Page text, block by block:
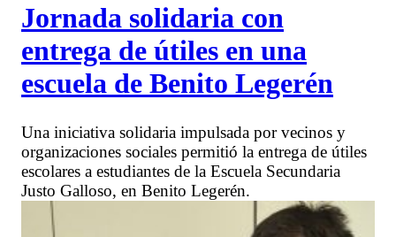
Jornada solidaria con
entrega de útiles en una
escuela de Benito Legerén
Una iniciativa solidaria impulsada por vecinos y
organizaciones sociales permitió la entrega de útiles
escolares a estudiantes de la Escuela Secundaria
Justo Galloso, en Benito Legerén.